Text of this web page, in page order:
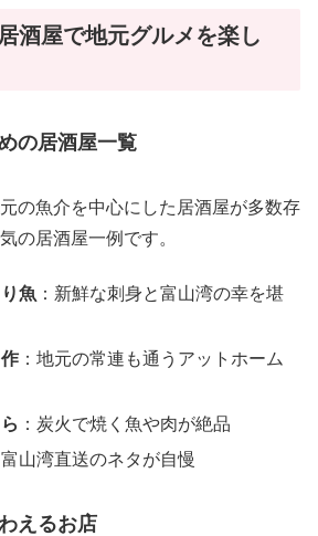
酒屋で地元グルメを楽し
の居酒屋一覧
の魚介を中心にした居酒屋が多数存
の居酒屋一例です。
魚 ：新鮮な刺身と富山湾の幸を堪
：地元の常連も通うアットホーム
：炭火で焼く魚や肉が絶品
山湾直送のネタが自慢
えるお店